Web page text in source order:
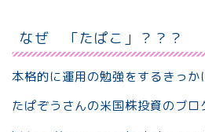
なぜ 「たぱこ」？？？
本格的に運用の勉強をするきっか
たぱぞうさんの米国株投資のブロ